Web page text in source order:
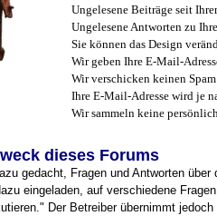
Ungelesene Beiträge seit
Ungelesene Antworten zu
Sie können das Design
Wir geben Ihre E-Mail-
Wir verschicken keinen Spam
Ihre E-Mail-Adresse wird je
Wir sammeln keine
dieses Forums
gedacht, Fragen und Antworten
eingeladen, auf verschiedene
Der Betreiber übernimmt